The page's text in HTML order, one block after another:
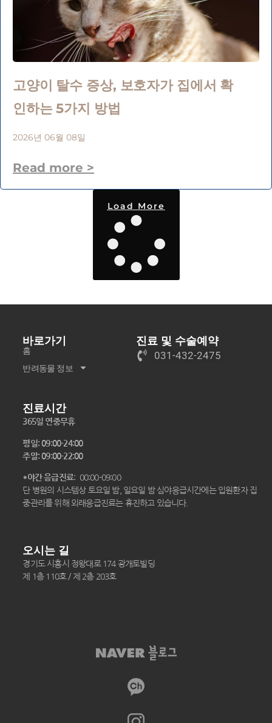
고양이 탈수 증상, 보호자가 집에서 확
인하는 5가지 방법
2026년 06월 08일
Read more >
Load More
바로가기
홈
반려동물 정보
진료 및 수술예약
031-432-2475
진료시간
365일 연중무휴
평일: 09:00-24:00
주말: 09:00-22:00
*야간 응급진료: 00:00-09:00
단 병원의 시스템상 토요일 밤, 일요일 밤 심야응급시간에는 입원환자 집
중관리를 위해 외래응급진료는 휴진하고 있습니다.
오시는 길
경기도 시흥시 정왕대로 174 광개토빌딩
제 1층 110호 / 제 2층 203호